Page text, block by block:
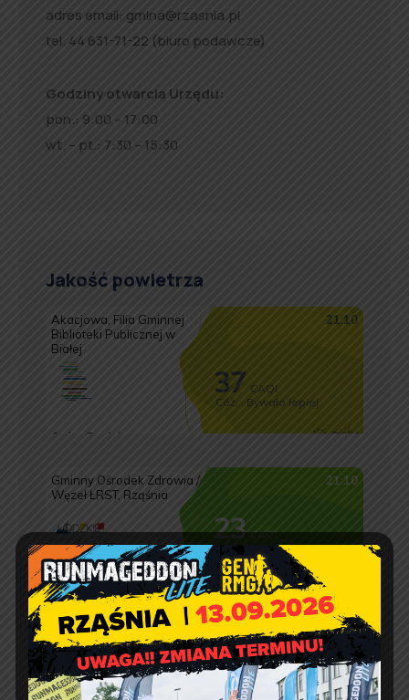
adres email: gmina@rzasnia.pl
tel. 44 631-71-22 (biuro podawcze)
Godziny otwarcia Urzędu:
pon.: 9:00 – 17:00
wt. – pt.: 7:30 – 15:30
Jakość powietrza